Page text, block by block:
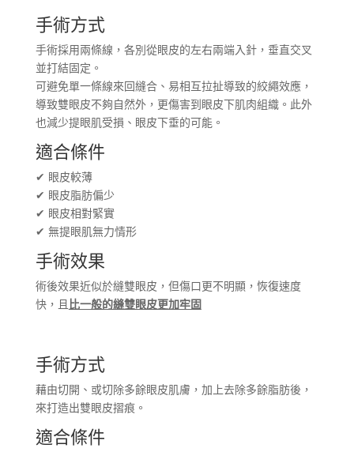
手術方式
手術採用兩條線，各別從眼皮的左右兩端入針，垂直交叉
並打結固定。
可避免單一條線來回縫合、易相互拉扯導致的絞繩效應，
導致雙眼皮不夠自然外，更傷害到眼皮下肌肉組織。此外
也減少提眼肌受損、眼皮下垂的可能。
適合條件
✔ 眼皮較薄
✔ 眼皮脂肪偏少
✔ 眼皮相對緊實
✔ 無提眼肌無力情形
手術效果
術後效果近似於縫雙眼皮，但傷口更不明顯，恢復速度
快，且 比一般的縫雙眼皮更加牢固
手術方式
藉由切開、或切除多餘眼皮肌膚，加上去除多餘脂肪後，
來打造出雙眼皮摺痕。
適合條件